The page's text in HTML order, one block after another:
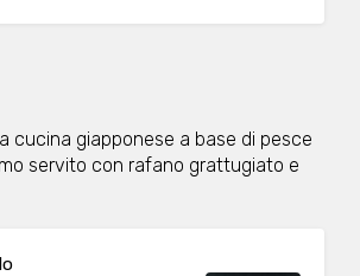
cucina giapponese a base di pesce
servito con rafano grattugiato e